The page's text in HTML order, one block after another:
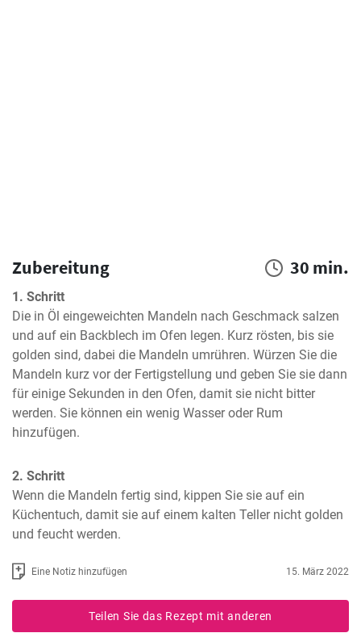
Zubereitung 30 min.
1. Schritt
Die in Öl eingeweichten Mandeln nach Geschmack salzen
und auf ein Backblech im Ofen legen. Kurz rösten, bis sie
golden sind, dabei die Mandeln umrühren. Würzen Sie die
Mandeln kurz vor der Fertigstellung und geben Sie sie dann
für einige Sekunden in den Ofen, damit sie nicht bitter
werden. Sie können ein wenig Wasser oder Rum
hinzufügen.
2. Schritt
Wenn die Mandeln fertig sind, kippen Sie sie auf ein
Küchentuch, damit sie auf einem kalten Teller nicht golden
und feucht werden.
Eine Notiz hinzufügen 15. März 2022
Teilen Sie das Rezept mit anderen